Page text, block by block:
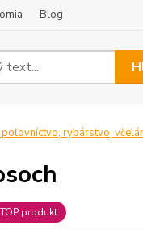
Blog
rybárstvo,
TOP produkt